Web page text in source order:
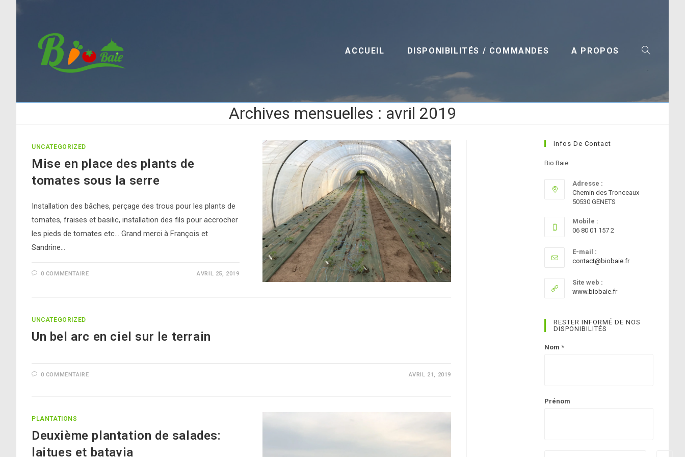
ACCUEIL DISPONIBILITÉS / COMMANDES A PROPOS TOGGLE
Archives mensuelles : avril 2019
UNCATEGORIZED
Mise en place des plants de
tomates sous la serre
Installation des bâches, perçage des trous pour les plants de
tomates, fraises et basilic, installation des fils pour accrocher
les pieds de tomates etc... Grand merci à François et
Sandrine…
0 COMMENTAIRE AVRIL 25, 2019
UNCATEGORIZED
Un bel arc en ciel sur le terrain
0 COMMENTAIRE AVRIL 21, 2019
PLANTATIONS
Deuxième plantation de salades:
laitues et batavia
Infos De Contact
Bio Baie
Adresse :
Chemin des Tronceaux
50530 GENETS
Mobile :
06 80 01 157 2
E-mail :
contact@biobaie.frS’ouvre
Site web :
www.biobaie.fr
RESTER INFORMÉ DE NOS
DISPONIBILITÉS
Nom *
Prénom